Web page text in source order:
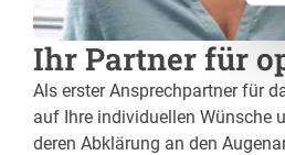
Ihr Partner für
Als erster Ansprechpartner für
auf Ihre individuellen Wünsche
deren Abklärung an den